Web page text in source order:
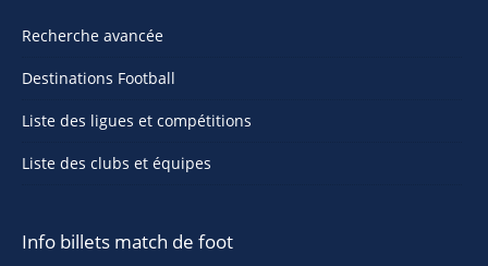
Recherche avancée
Destinations Football
Liste des ligues et compétitions
Liste des clubs et équipes
Info billets match de foot